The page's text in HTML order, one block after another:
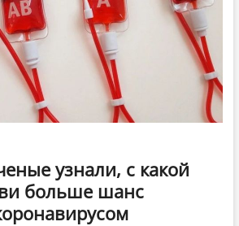
узнали, с какой
больше шанс